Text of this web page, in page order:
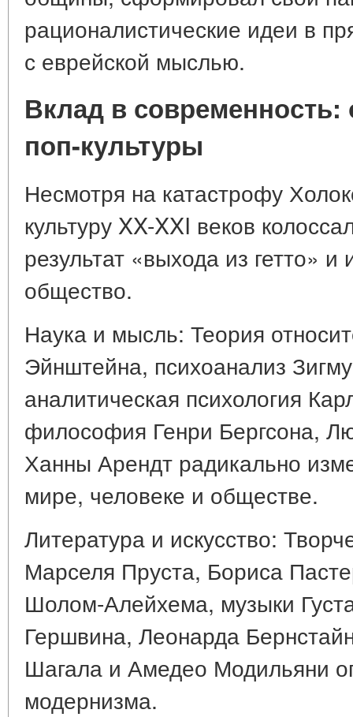
рационалистические идеи в
с еврейской мыслью.
Вклад в современность:
поп-культуры
Несмотря на катастрофу
культуру XX-XXI веков
результат «выхода из гетто»
общество.
Наука и мысль: Теория
Эйнштейна, психоанализ
аналитическая психология
философия Генри Бергсона,
Ханны Арендт радикально
мире, человеке и обществе.
Литература и искусство:
Марселя Пруста, Бориса
Шолом-Алейхема, музыки
Гершвина, Леонарда
Шагала и Амедео Модильяни
модернизма.